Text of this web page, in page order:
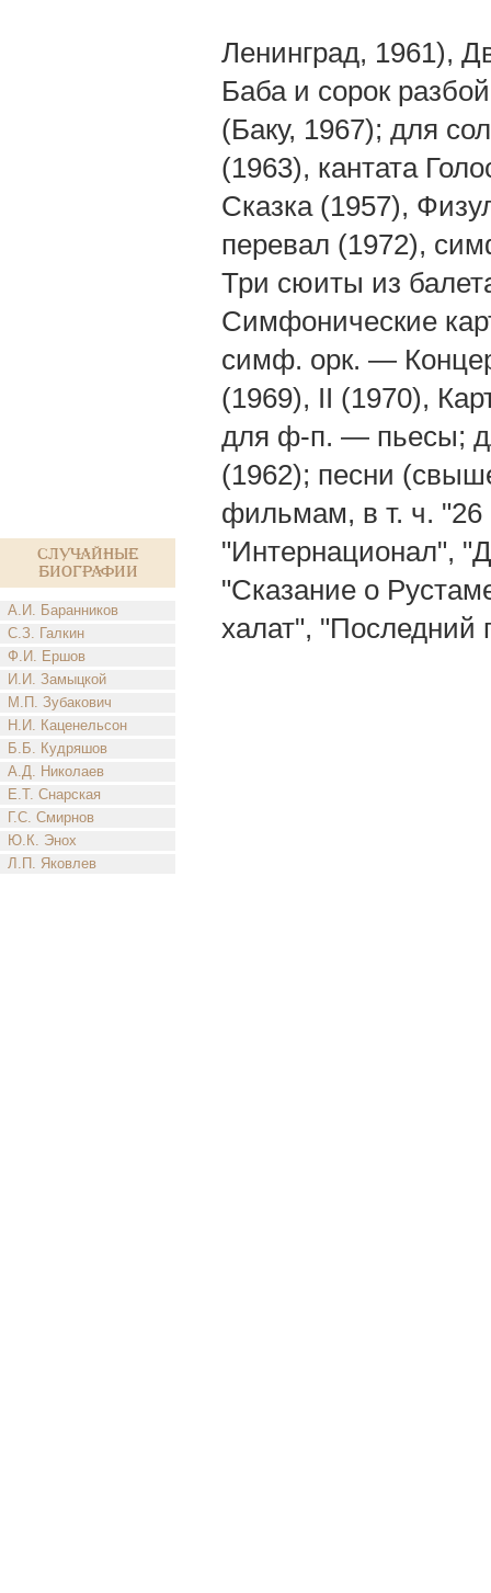
Случайные
биографии
А.И. Баранников
С.З. Галкин
Ф.И. Ершов
И.И. Замыцкой
М.П. Зубакович
Н.И. Каценельсон
Б.Б. Кудряшов
А.Д. Николаев
Е.Т. Снарская
Г.С. Смирнов
Ю.К. Энох
Л.П. Яковлев
Ленинград, 1961),
Баба и сорок
(Баку, 1967); для
(1963), кантата
Сказка (1957),
перевал (1972),
Три сюиты из
Симфонические
симф. орк. —
(1969), II (1970),
для ф-п. — пьесы;
(1962); песни
фильмам, в т. ч. "26
"Интернационал",
"Сказание о
халат", "Последний